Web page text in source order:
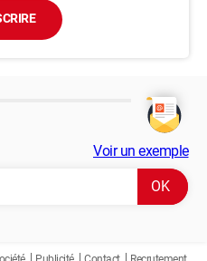
Voir un exemple